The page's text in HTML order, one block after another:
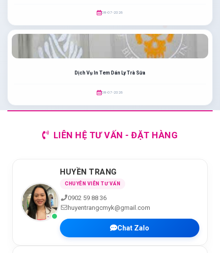
08-07-2026
Dịch Vụ In Tem Dán Ly Trà Sữa
08-07-2026
LIÊN HỆ TƯ VẤN - ĐẶT HÀNG
HUYỀN TRANG
CHUYÊN VIÊN TƯ VẤN
0902 59 88 36
huyentrangcmyk@gmail.com
Chat Zalo